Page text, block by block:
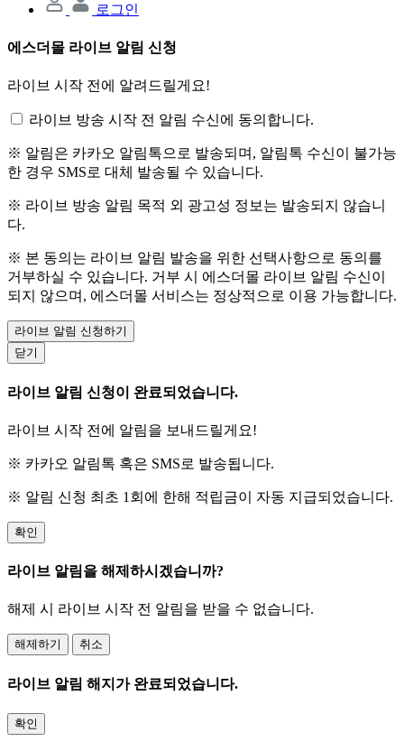
로그인
에스더몰 라이브 알림 신청
라이브 시작 전에 알려드릴게요!
라이브 방송 시작 전 알림 수신에 동의합니다.
※ 알림은 카카오 알림톡으로 발송되며, 알림톡 수신이 불가능
한 경우 SMS로 대체 발송될 수 있습니다.
※ 라이브 방송 알림 목적 외 광고성 정보는 발송되지 않습니
다.
※ 본 동의는 라이브 알림 발송을 위한 선택사항으로 동의를
거부하실 수 있습니다. 거부 시 에스더몰 라이브 알림 수신이
되지 않으며, 에스더몰 서비스는 정상적으로 이용 가능합니다.
라이브 알림 신청하기
닫기
라이브 알림 신청이 완료되었습니다.
라이브 시작 전에 알림을 보내드릴게요!
※ 카카오 알림톡 혹은 SMS로 발송됩니다.
※ 알림 신청 최초 1회에 한해 적립금이 자동 지급되었습니다.
확인
라이브 알림을 해제하시겠습니까?
해제 시 라이브 시작 전 알림을 받을 수 없습니다.
해제하기 취소
라이브 알림 해지가 완료되었습니다.
확인